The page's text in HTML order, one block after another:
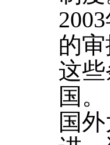
的
这
国。
国